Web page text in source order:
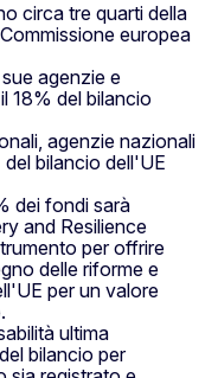
circa tre quarti della
europea
agenzie e
18% del bilancio
agenzie nazionali
bilancio dell'UE
dei fondi sarà
and Resilience
per offrire
delle riforme e
per un valore
ultima
bilancio per